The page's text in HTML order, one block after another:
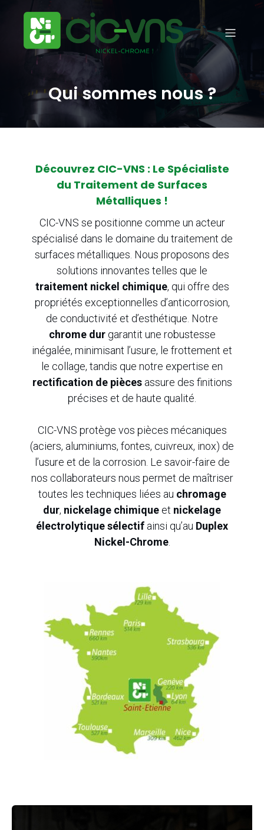
Qui sommes nous ?
Découvrez CIC-VNS : Le Spécialiste
du Traitement de Surfaces
Métalliques !
CIC-VNS se positionne comme un acteur
spécialisé dans le domaine du traitement de
surfaces métalliques. Nous proposons des
solutions innovantes telles que le
traitement nickel chimique, qui offre des
propriétés exceptionnelles d’anticorrosion,
de conductivité et d’esthétique. Notre
chrome durgarantit une robustesse
inégalée, minimisant l’usure, le frottement et
le collage, tandis que notre expertise en
rectification de piècesassure des finitions
précises et de haute qualité.
CIC-VNS protège vos pièces mécaniques
(aciers, aluminiums, fontes, cuivreux, inox) de
l’usure et de la corrosion. Le savoir-faire de
nos collaborateurs nous permet de maîtriser
toutes les techniques liées au chromage
dur, nickelage chimique et nickelage
électrolytique sélectif ainsi qu’au Duplex
Nickel-Chrome.